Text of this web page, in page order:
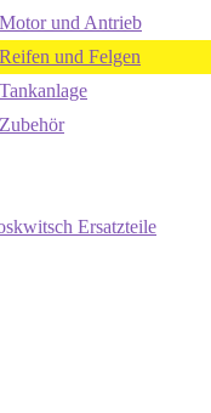
und Antrieb
und Felgen
Ersatzteile